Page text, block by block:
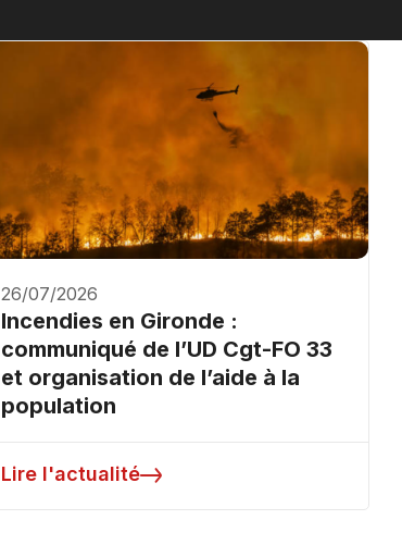
26/07/2026
Incendies en Gironde :
communiqué de l’UD Cgt-FO 33
et organisation de l’aide à la
population
Lire l'actualité